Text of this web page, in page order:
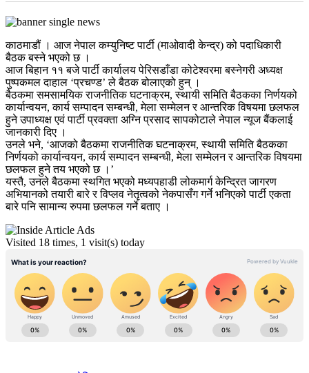
काठमाडौं । आज नेपाल कम्युनिष्ट पार्टी (माओवादी केन्द्र) को पदाधिकारी
बैठक बस्ने भएको छ ।
आज बिहान ११ बजे पार्टी कार्यालय पेरिसडाँडा कोटेश्वरमा बस्नेगरी अध्यक्ष
पुष्पकमल दाहाल ‘प्रचण्ड’ ले बैठक बोलाएको हुन् ।
बैठकमा समसामयिक राजनीतिक घटनाक्रम, स्थायी समिति बैठकका निर्णयको
कार्यान्वयन, कार्य सम्पादन सम्बन्धी, मेला सम्मेलन र आन्तरिक विषयमा छलफल
हुने उपाध्यक्ष एवं पार्टी प्रवक्ता अग्नि प्रसाद सापकोटाले नेपाल न्यूज बैंकलाई
जानकारी दिए ।
उनले भने, ‘आजको बैठकमा राजनीतिक घटनाक्रम, स्थायी समिति बैठकका
निर्णयको कार्यान्वयन, कार्य सम्पादन सम्बन्धी, मेला सम्मेलन र आन्तरिक विषयमा
छलफल हुने तय भएको छ ।’
यस्तै, उनले बैठकमा स्थगित भएको मध्यपहाडी लोकमार्ग केन्द्रित जागरण
अभियानको तयारी बारे र विप्लव नेतृत्वको नेकपासँग गर्ने भनिएको पार्टी एकता
बारे पनि सामान्य रुपमा छलफल गर्ने बताए ।
Visited 18 times, 1 visit(s) today